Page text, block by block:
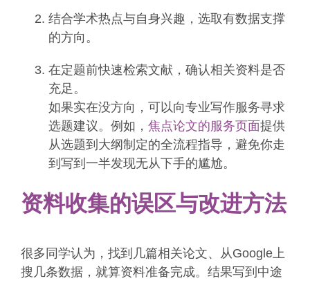
结合学术热点与自身兴趣，选取有数据支撑
的方向。
在定题前快速检索文献，确认相关资料是否
充足。
如果实在没方向，可以向专业写作服务寻求
选题建议。例如， 焦点论文的服务页面提供
从选题到大纲制定的全流程指导，避免你走
到写到一半发现无从下手的尴尬。
资料收集的误区与改进方法
很多同学认为，找到几篇相关论文、从Google上
搜几条数据，就算资料准备完成。结果写到中途